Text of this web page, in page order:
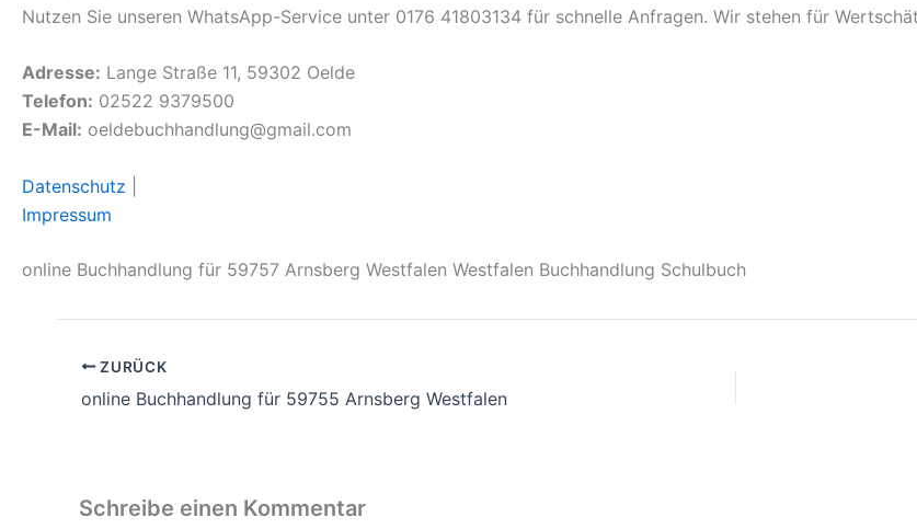
Nutzen Sie unseren WhatsApp-Service unter 0176 41803134 für schnelle Anfragen. Wir stehen für
Adresse: Lange Straße 11, 59302 Oelde
Telefon: 02522 9379500
E-Mail: oeldebuchhandlung@gmail.com
Datenschutz
Impressum
online Buchhandlung für 59757 Arnsberg Westfalen Westfalen Buchhandlung Schulbuch
ZURÜCK
online Buchhandlung für 59755 Arnsberg Westfalen
Schreibe einen Kommentar